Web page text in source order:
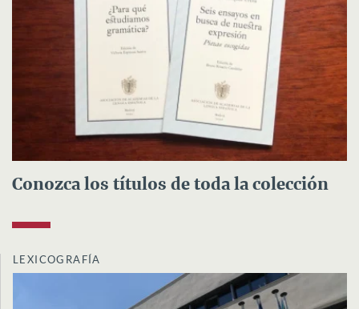
Conozca los títulos de toda la colección
LEXICOGRAFÍA